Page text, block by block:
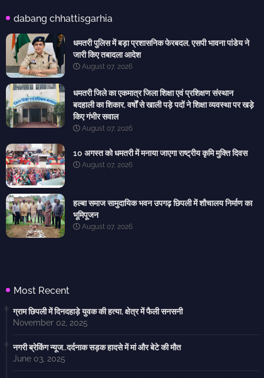
dabang chhattisgarhia
धमतरी पुलिस में बड़ा प्रशासनिक फेरबदल, एसपी भावना पांडेय ने
जारी किए तबादला आदेश
August 07, 2026
धमतरी जिले का एकमात्र जिला शिक्षा एवं प्रशिक्षण संस्थान
बदहाली का शिकार, वर्षों से खाली पड़े पदों ने शिक्षा व्यवस्था पर खड़े
किए गंभीर सवाल
August 07, 2026
10 अगस्त को धमतरी में मनाया जाएगा राष्ट्रीय कृमि मुक्ति दिवस
August 07, 2026
हल्बा समाज सामुदायिक भवन उपगढ़ छिपली में शौचालय निर्माण का
भूमिपूजन
August 07, 2026
Most Recent
ग्राम छिपली में दिनदहाड़े युवक की हत्या, क्षेत्र में फैली सनसनी
November 02, 2025
नगरी ब्रेकिंग न्यूज..दर्दनाक सड़क हादसे में मां और बेटे की मौत
June 03, 2025